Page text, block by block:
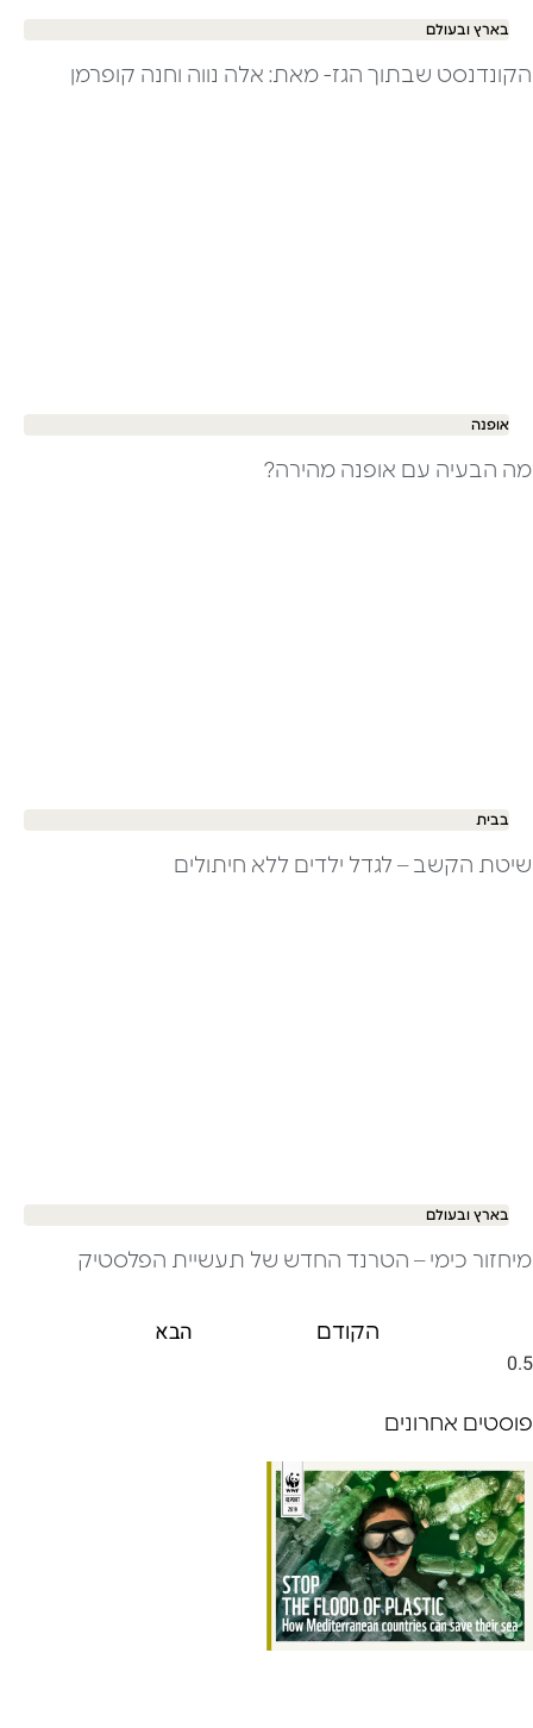
בארץ ובעולם
הקונדנסט שבתוך הגז- מאת: אלה נווה וחנה קופרמן
אופנה
מה הבעיה עם אופנה מהירה?
בבית
שיטת הקשב – לגדל ילדים ללא חיתולים
בארץ ובעולם
מיחזור כימי – הטרנד החדש של תעשיית הפלסטיק
הקודם הבא
פוסטים אחרונים